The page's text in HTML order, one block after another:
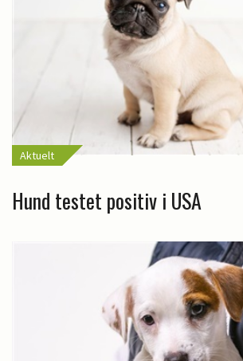
Aktuelt
Hund testet positiv i USA